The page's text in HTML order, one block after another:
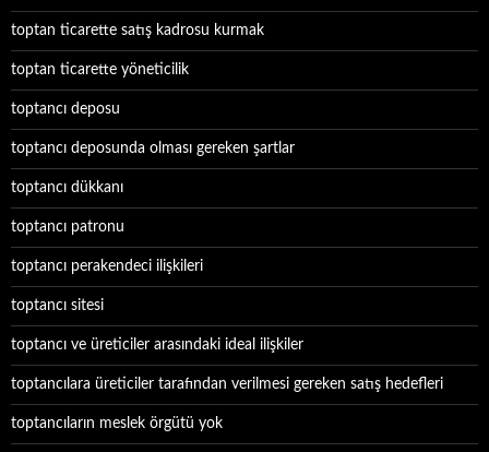
toptan ticarette satış kadrosu kurmak
toptan ticarette yöneticilik
toptancı deposu
toptancı deposunda olması gereken şartlar
toptancı dükkanı
toptancı patronu
toptancı perakendeci ilişkileri
toptancı sitesi
toptancı ve üreticiler arasındaki ideal ilişkiler
toptancılara üreticiler tarafından verilmesi gereken satış hedefleri
toptancıların meslek örgütü yok